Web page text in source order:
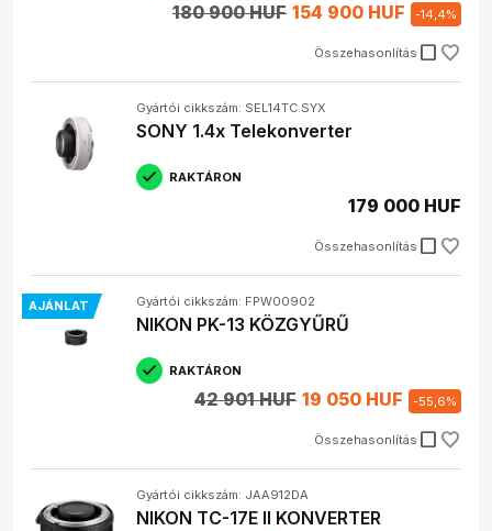
Összehasonlítás check_box_outline_blank
180 900 HUF 154 900 HUF -14,4%
Gyártói cikkszám: SEL14TC.SYX
SONY 1.4x Telekonverter
RAKTÁRON
Összehasonlítás check_box_outline_blank
179 000 HUF
AJÁNLAT Gyártói cikkszám: FPW00902
NIKON PK-13 KÖZGYŰRŰ
RAKTÁRON
Összehasonlítás check_box_outline_blank
42 901 HUF 19 050 HUF -55,6%
Gyártói cikkszám: JAA912DA
NIKON TC-17E II KONVERTER